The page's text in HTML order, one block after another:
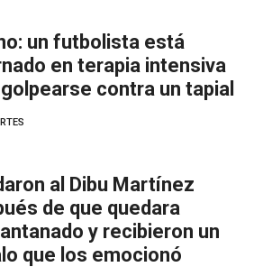
un futbolista está
en terapia intensiva
contra un tapial
al Dibu Martínez
de que quedara
y recibieron un
que los emocionó